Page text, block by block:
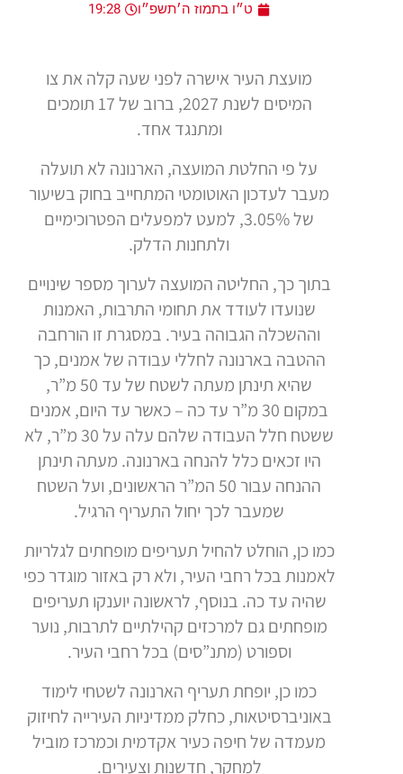
ט״ו בתמוז ה׳תשפ״ו 19:28
מועצת העיר אישרה לפני שעה קלה את צו
המיסים לשנת 2027, ברוב של 17 תומכים
ומתנגד אחד.
על פי החלטת המועצה, הארנונה לא תועלה
מעבר לעדכון האוטומטי המתחייב בחוק בשיעור
של 3.05%, למעט למפעלים הפטרוכימיים
ולתחנות הדלק.
בתוך כך, החליטה המועצה לערוך מספר שינויים
שנועדו לעודד את תחומי התרבות, האמנות
וההשכלה הגבוהה בעיר. במסגרת זו הורחבה
ההטבה בארנונה לחללי עבודה של אמנים, כך
שהיא תינתן מעתה לשטח של עד 50 מ”ר,
במקום 30 מ”ר עד כה – כאשר עד היום, אמנים
ששטח חלל העבודה שלהם עלה על 30 מ”ר, לא
היו זכאים כלל להנחה בארנונה. מעתה תינתן
ההנחה עבור 50 המ”ר הראשונים, ועל השטח
שמעבר לכך יחול התעריף הרגיל.
כמו כן, הוחלט להחיל תעריפים מופחתים לגלריות
לאמנות בכל רחבי העיר, ולא רק באזור מוגדר כפי
שהיה עד כה. בנוסף, לראשונה יוענקו תעריפים
מופחתים גם למרכזים קהילתיים לתרבות, נוער
וספורט (מתנ”סים) בכל רחבי העיר.
כמו כן, יופחת תעריף הארנונה לשטחי לימוד
באוניברסיטאות, כחלק ממדיניות העירייה לחיזוק
מעמדה של חיפה כעיר אקדמית וכמרכז מוביל
למחקר, חדשנות וצעירים.